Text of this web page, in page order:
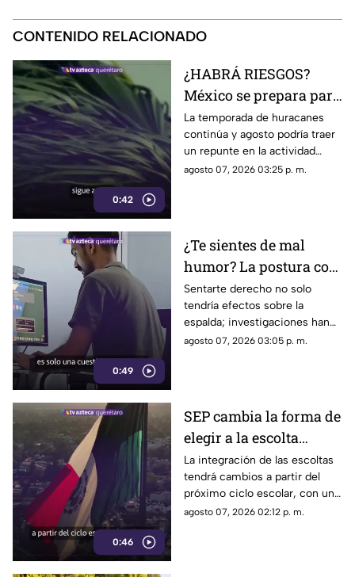
CONTENIDO RELACIONADO
0:42
¿HABRÁ RIESGOS?
México se prepara para
otro posible ciclón
tropical; esta sería la
fecha
La temporada de huracanes
continúa y agosto podría traer
un repunte en la actividad
tropical; estos son los
agosto 07, 2026 03:25 p. m.
0:49
¿Te sientes de mal
humor? La postura con
la que pasas el día
podría influir
Sentarte derecho no solo
tendría efectos sobre la
espalda; investigaciones han
encontrado una posible
agosto 07, 2026 03:05 p. m.
0:46
SEP cambia la forma de
elegir a la escolta
escolar para el ciclo
2026-2027
La integración de las escoltas
tendrá cambios a partir del
próximo ciclo escolar, con un
modelo que busca ampliar la
agosto 07, 2026 02:12 p. m.